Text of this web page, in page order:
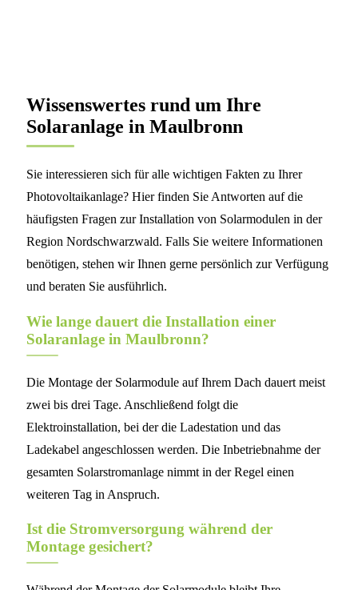
Wissenswertes rund um Ihre
Solaranlage in Maulbronn
Sie interessieren sich für alle wichtigen Fakten zu Ihrer
Photovoltaikanlage? Hier finden Sie Antworten auf die
häufigsten Fragen zur Installation von Solarmodulen in der
Region Nordschwarzwald. Falls Sie weitere Informationen
benötigen, stehen wir Ihnen gerne persönlich zur Verfügung
und beraten Sie ausführlich.
Wie lange dauert die Installation einer
Solaranlage in Maulbronn?
Die Montage der Solarmodule auf Ihrem Dach dauert meist
zwei bis drei Tage. Anschließend folgt die
Elektroinstallation, bei der die Ladestation und das
Ladekabel angeschlossen werden. Die Inbetriebnahme der
gesamten Solarstromanlage nimmt in der Regel einen
weiteren Tag in Anspruch.
Ist die Stromversorgung während der
Montage gesichert?